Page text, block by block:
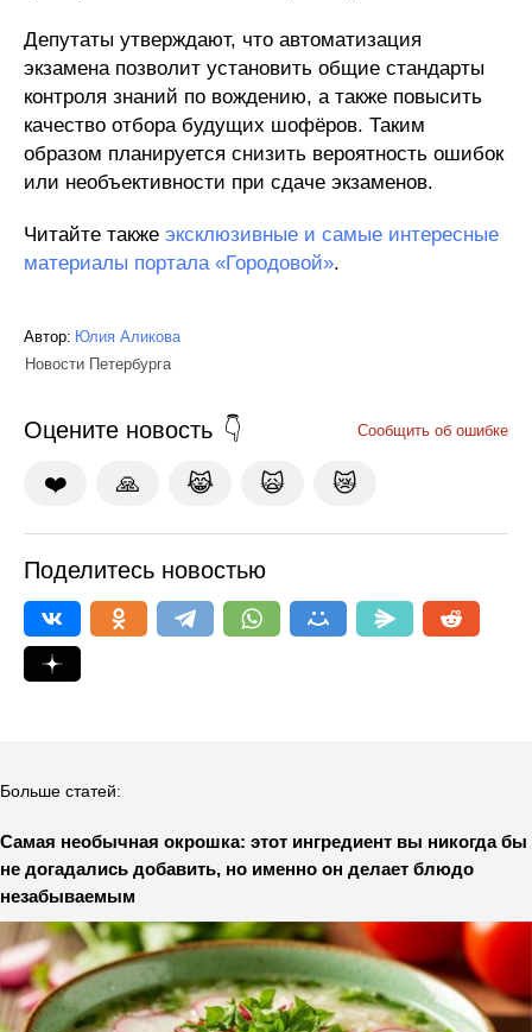
Депутаты утверждают, что автоматизация
экзамена позволит установить общие стандарты
контроля знаний по вождению, а также повысить
качество отбора будущих шофёров. Таким
образом планируется снизить вероятность ошибок
или необъективности при сдаче экзаменов.
Читайте также эксклюзивные и самые интересные
материалы портала «Городовой».
Автор: Юлия Аликова
Новости Петербурга
Оцените новость Сообщить об ошибке
❤️ 🙏 😹 🙀 😿
Поделитесь новостью
Больше статей:
Самая необычная окрошка: этот ингредиент вы никогда бы
не догадались добавить, но именно он делает блюдо
незабываемым